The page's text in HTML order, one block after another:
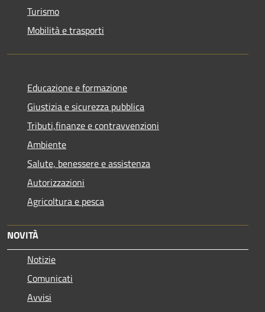
Turismo
Mobilità e trasporti
Educazione e formazione
Giustizia e sicurezza pubblica
Tributi,finanze e contravvenzioni
Ambiente
Salute, benessere e assistenza
Autorizzazioni
Agricoltura e pesca
NOVITÀ
Notizie
Comunicati
Avvisi